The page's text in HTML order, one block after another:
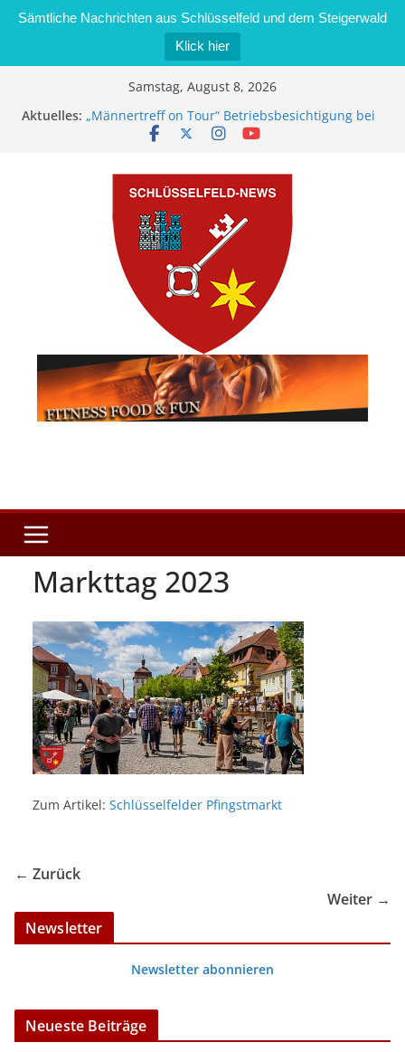
Sämtliche Nachrichten aus Schlüsselfeld und dem Steigerwald
Klick hier
Samstag, August 8, 2026
Aktuelles: „Männertreff on Tour“ Betriebsbesichtigung bei
der Schreinerei Zimmermann GmbH
Brand in Sägewerk in Bernroth schnell unter
Kontrolle
Stadt Schlüsselfeld bietet Online-Anmeldung für
Kindergartenplätze an
Dieseldiebstahl im Wert von 600 Euro
Markttag 2023
Zum Artikel: Schlüsselfelder Pfingstmarkt
← Zurück
Weiter →
Newsletter
Newsletter abonnieren
Neueste Beiträge